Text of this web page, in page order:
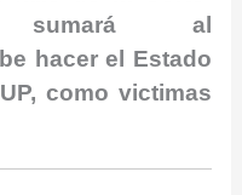
sumará al
hacer el Estado
como victimas